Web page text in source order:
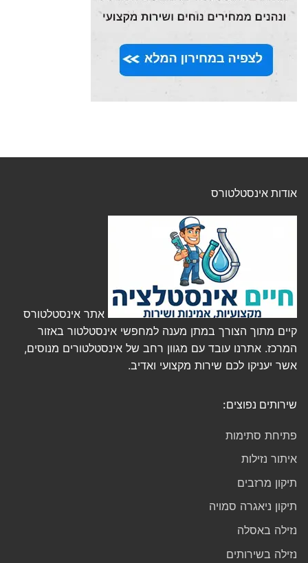
אודות אינסטלטורס
אתר אינסטלטורס
קיים מתוך הצורך במתן מענה למחפשי אינסטלטור באזור
המרכז. אתרנו עובד עם מגוון רחב של אינסטלטורים מנוסים,
אשר יעניקו לכם שירות מקצועי ואדיב.
שירותים נפוצים:
פתיחת סתימות
איתור נזילות
תיקון מרזבים
תיקון ניאגרה סמויה
נזילה באסלה
נזילה בשירותים